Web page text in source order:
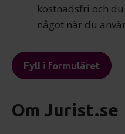
kostnadsfri och
något när du
Fyll i formuläret
Om Jurist.se